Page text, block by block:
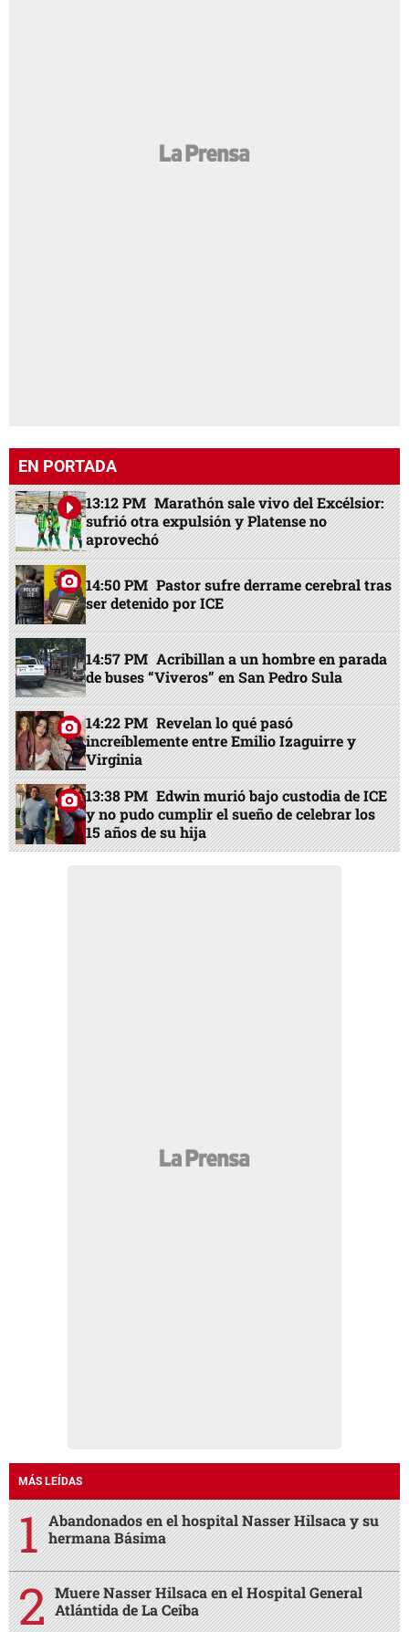
EN PORTADA
13:12 PM Marathón sale vivo del Excélsior:
sufrió otra expulsión y Platense no
aprovechó
14:50 PM Pastor sufre derrame cerebral tras
ser detenido por ICE
14:57 PM Acribillan a un hombre en parada
de buses “Viveros” en San Pedro Sula
14:22 PM Revelan lo qué pasó
increíblemente entre Emilio Izaguirre y
Virginia
13:38 PM Edwin murió bajo custodia de ICE
y no pudo cumplir el sueño de celebrar los
15 años de su hija
MÁS LEÍDAS
Abandonados en el hospital Nasser Hilsaca y su
hermana Básima
Muere Nasser Hilsaca en el Hospital General
Atlántida de La Ceiba